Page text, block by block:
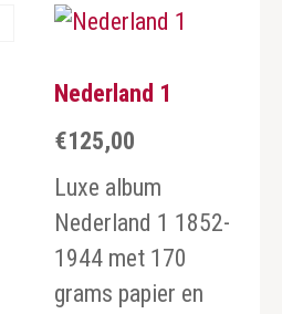
Nederland 1
€125,00
Luxe album
Nederland 1 1852-
1944 met 170
grams papier en